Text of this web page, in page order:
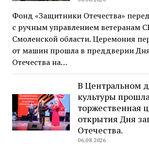
Фонд «Защитники Отечества»
с ручным управлением ветеранам
Смоленской области. Церемония
от машин прошла в преддверии
Отечества на…
В Центральном
культуры
торжественная
открытия Дня
Отечества.
06.08.2026